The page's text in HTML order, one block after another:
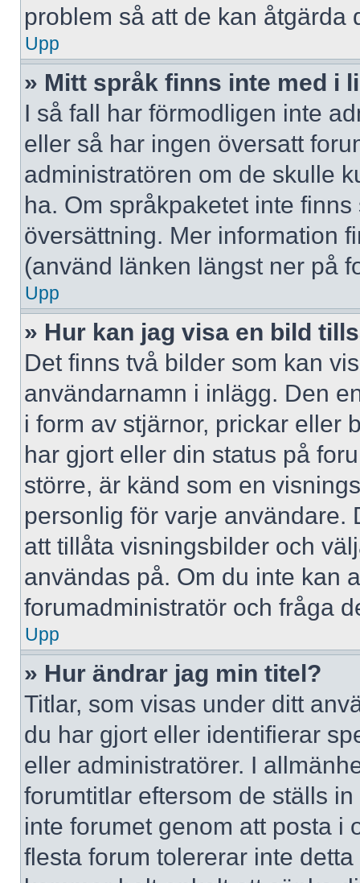
problem så att de kan åtgärda
Upp
» Mitt språk finns inte med i
I så fall har förmodligen inte
eller så har ingen översatt
administratören om de skulle
ha. Om språkpaketet inte
översättning. Mer information
(använd länken längst ner på
Upp
» Hur kan jag visa en bild
Det finns två bilder som kan
användarnamn i inlägg. Den
i form av stjärnor, prickar eller
har gjort eller din status på
större, är känd som en
personlig för varje användare.
att tillåta visningsbilder och
användas på. Om du inte kan
forumadministratör och fråga
Upp
» Hur ändrar jag min titel?
Titlar, som visas under ditt
du har gjort eller identifierar
eller administratörer. I
forumtitlar eftersom de ställs
inte forumet genom att posta i
flesta forum tolererar inte